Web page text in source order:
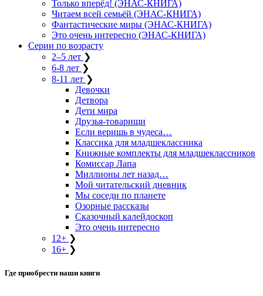
Только вперёд! (ЭНАС-КНИГА)
Читаем всей семьёй (ЭНАС-КНИГА)
Фантастические миры (ЭНАС-КНИГА)
Это очень интересно (ЭНАС-КНИГА)
Серии по возрасту
2–5 лет ❯
6-8 лет ❯
8-11 лет ❯
Девочки
Детвора
Дети мира
Друзья-товарищи
Если веришь в чудеса…
Классика для младшеклассника
Книжные комплекты для младшеклассников
Комиссар Лапа
Миллионы лет назад…
Мой читательский дневник
Мы соседи по планете
Озорные рассказы
Сказочный калейдоскоп
Это очень интересно
12+ ❯
16+ ❯
Где приобрести наши книги